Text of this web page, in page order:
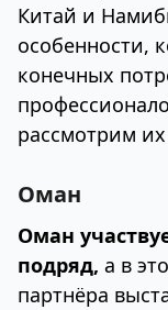
Китай и
особенности,
конечных
рассмотрим
Оман
Оман
подряд, а в
партнёра